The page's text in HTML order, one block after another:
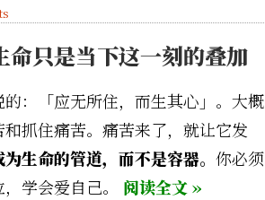
命只是当下这一刻的叠加
的：「应无所住，而生其心」。大概
抓住痛苦。痛苦来了，就让它发
生命的管道，而不是容器。 你必须
学会爱自己。 阅读全文 »